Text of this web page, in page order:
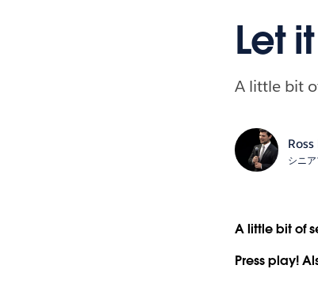
Let
A little bit
シニ
A little bit of
Press play!